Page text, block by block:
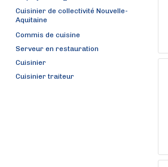
Cuisinier de collectivité Nouvelle-
Aquitaine
Commis de cuisine
Serveur en restauration
Cuisinier
Cuisinier traiteur